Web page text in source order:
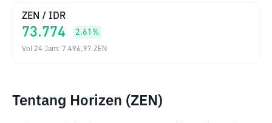
ZEN / IDR
73.774 2.61 %
Vol 24 Jam: 7.496,97 ZEN
Tentang Horizen (ZEN)